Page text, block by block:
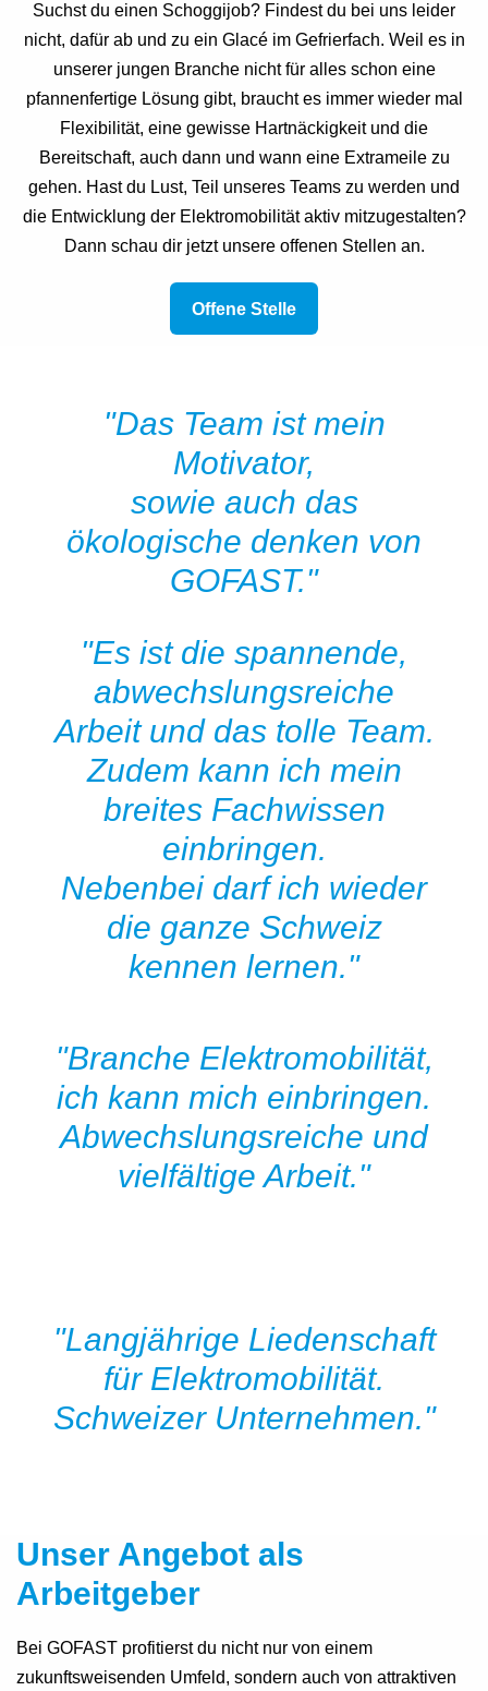
Suchst du einen Schoggijob? Findest du bei uns leider
nicht, dafür ab und zu ein Glacé im Gefrierfach. Weil es in
unserer jungen Branche nicht für alles schon eine
pfannenfertige Lösung gibt, braucht es immer wieder mal
Flexibilität, eine gewisse Hartnäckigkeit und die
Bereitschaft, auch dann und wann eine Extrameile zu
gehen. Hast du Lust, Teil unseres Teams zu werden und
die Entwicklung der Elektromobilität aktiv mitzugestalten?
Dann schau dir jetzt unsere offenen Stellen an.
Offene Stelle
"Das Team ist mein
Motivator,
sowie auch das
ökologische denken von
GOFAST."
"Es ist die spannende,
abwechslungsreiche
Arbeit und das tolle Team.
Zudem kann ich mein
breites Fachwissen
einbringen.
Nebenbei darf ich wieder
die ganze Schweiz
kennen lernen."
"Branche Elektromobilität,
ich kann mich einbringen.
Abwechslungsreiche und
vielfältige Arbeit."
"Langjährige Liedenschaft
für Elektromobilität.
Schweizer Unternehmen."
Unser Angebot als
Arbeitgeber
Bei GOFAST profitierst du nicht nur von einem
zukunftsweisenden Umfeld, sondern auch von attraktiven